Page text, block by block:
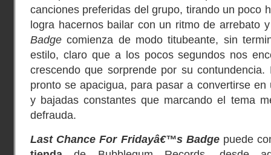
canciones preferidas del grupo, tirando un poco
logra hacernos bailar con un ritmo de arrebato
Badge comienza de modo titubeante, sin
estilo, claro que a los pocos segundos nos
crescendo que sorprende por su
pronto se apacigua, para pasar a convertirse en
y bajadas constantes que marcando el tema
defrauda.
Last Chance For Fridayâ€™s Badgepuede